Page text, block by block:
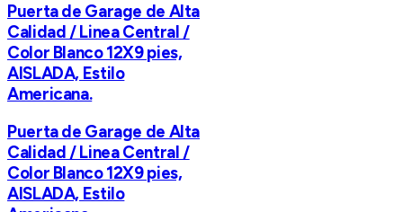
Puerta de Garage de Alta
Calidad / Linea Central /
Color Blanco 12X9 pies,
AISLADA, Estilo
Americana.
Puerta de Garage de Alta
Calidad / Linea Central /
Color Blanco 12X9 pies,
AISLADA, Estilo